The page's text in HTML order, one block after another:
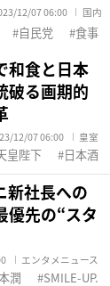
12/07 06:00 国内
自民党 食事
食と日本
破る画期的
12/07 06:00 皇室
皇陛下 日本酒
新社長への
先の“スタ
エンタメニュース
潤 SMILE-UP.